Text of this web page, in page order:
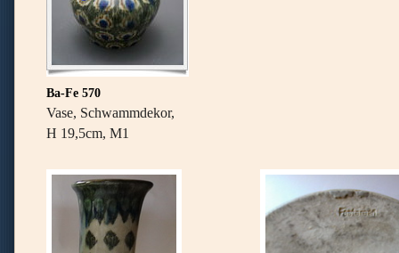
Ba-Fe 570
Vase, Schwammdekor,
H 19,5cm, M1